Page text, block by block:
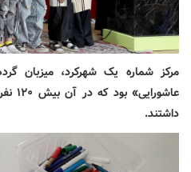
مرکز شماره یک شهرکرد، میزبان
داشتند.